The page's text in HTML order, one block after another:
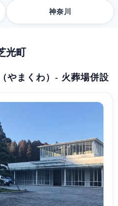
神奈川
光町
やまくわ）- 火葬場併設